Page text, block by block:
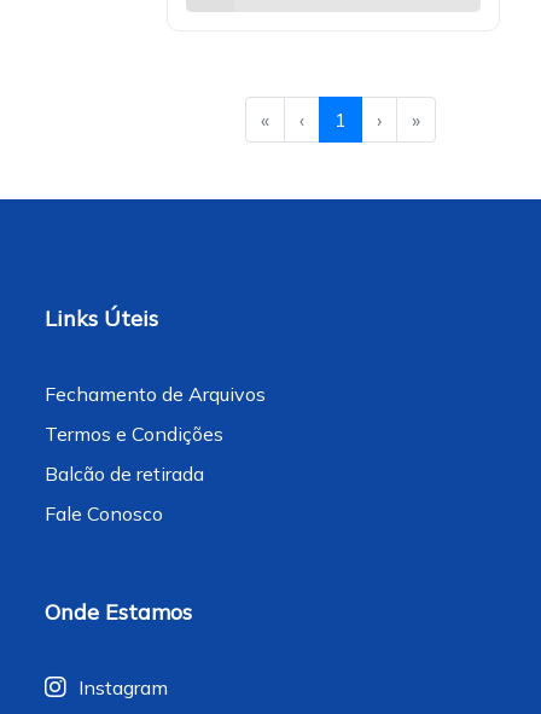
« ‹ 1 › »
Links Úteis
Fechamento de Arquivos
Termos e Condições
Balcão de retirada
Fale Conosco
Onde Estamos
Instagram